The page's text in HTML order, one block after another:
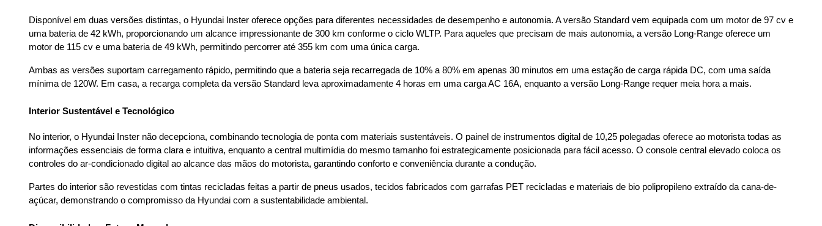
Disponível em duas versões distintas, o Hyundai Inster oferece opções para diferentes necessidades de desempenho e autonomia. A versão Standard vem equipada com um motor de 97 cv e
uma bateria de 42 kWh, proporcionando um alcance impressionante de 300 km conforme o ciclo WLTP. Para aqueles que precisam de mais autonomia, a versão Long-Range oferece um
motor de 115 cv e uma bateria de 49 kWh, permitindo percorrer até 355 km com uma única carga.
Ambas as versões suportam carregamento rápido, permitindo que a bateria seja recarregada de 10% a 80% em apenas 30 minutos em uma estação de carga rápida DC, com uma saída
mínima de 120W. Em casa, a recarga completa da versão Standard leva aproximadamente 4 horas em uma carga AC 16A, enquanto a versão Long-Range requer meia hora a mais.
Interior Sustentável e Tecnológico
No interior, o Hyundai Inster não decepciona, combinando tecnologia de ponta com materiais sustentáveis. O painel de instrumentos digital de 10,25 polegadas oferece ao motorista todas as
informações essenciais de forma clara e intuitiva, enquanto a central multimídia do mesmo tamanho foi estrategicamente posicionada para fácil acesso. O console central elevado coloca os
controles do ar-condicionado digital ao alcance das mãos do motorista, garantindo conforto e conveniência durante a condução.
Partes do interior são revestidas com tintas recicladas feitas a partir de pneus usados, tecidos fabricados com garrafas PET recicladas e materiais de bio polipropileno extraído da cana-de-
açúcar, demonstrando o compromisso da Hyundai com a sustentabilidade ambiental.